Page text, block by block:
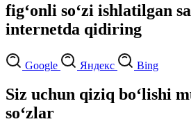
fig‘onli so‘zi ishlatilgan
internetda qidiring
Google Яндекс Bing
Siz uchun qiziq bo‘lishi
so‘zlar